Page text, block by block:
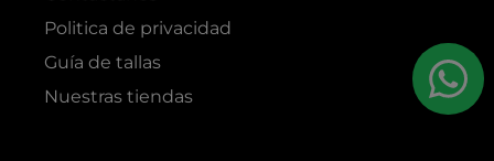
Politica de privacidad
Guía de tallas
Nuestras tiendas